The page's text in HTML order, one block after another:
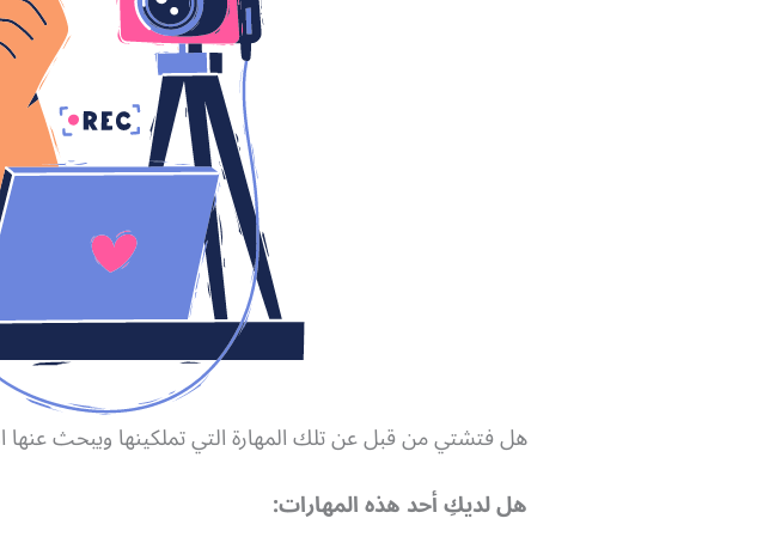
هل فتشتي من قبل عن تلك المهارة التي تملكينها ويبحث عنها
هل لديكِ أحد هذه المهارات: